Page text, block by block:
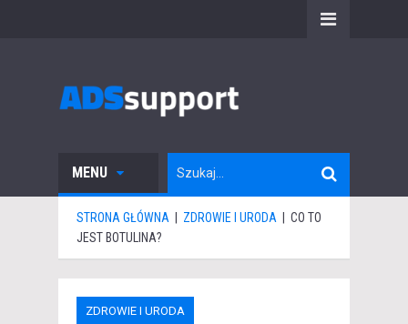
MENU
STRONA GŁÓWNA ZDROWIE I URODA
CO TO
JEST BOTULINA?
ZDROWIE I URODA